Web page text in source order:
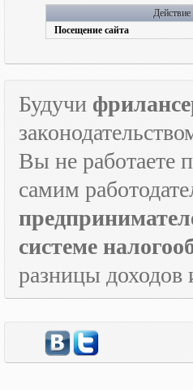
Действие
Посещение сайта
Будучи
Вы не работаете
самим
системе
разницы доходов